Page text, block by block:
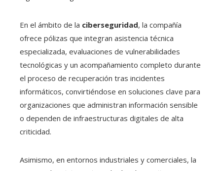
En el ámbito de la ciberseguridad, la compañía
ofrece pólizas que integran asistencia técnica
especializada, evaluaciones de vulnerabilidades
tecnológicas y un acompañamiento completo durante
el proceso de recuperación tras incidentes
informáticos, convirtiéndose en soluciones clave para
organizaciones que administran información sensible
o dependen de infraestructuras digitales de alta
criticidad.
Asimismo, en entornos industriales y comerciales, la